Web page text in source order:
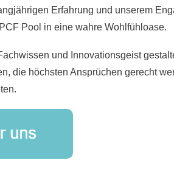
Erfahrung und unserem
Pool in eine wahre Wohlfühloase.
und Innovationsgeist
die höchsten Ansprüchen gerecht